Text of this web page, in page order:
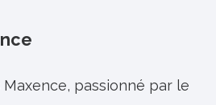
Maxence, passionné par le